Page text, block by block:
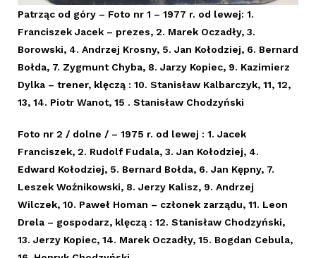
Patrząc od góry – Foto nr 1 – 1977 r. od lewej: 1.
Franciszek Jacek – prezes, 2. Marek Oczadły, 3.
Borowski, 4. Andrzej Krosny, 5. Jan Kołodziej, 6. Bernard
Bołda, 7. Zygmunt Chyba, 8. Jarzy Kopiec, 9. Kazimierz
Dylka – trener, klęczą : 10. Stanisław Kalbarczyk, 11, 12,
13, 14. Piotr Wanot, 15 . Stanisław Chodzyński
Foto nr 2 / dolne / – 1975 r. od lewej : 1. Jacek
Franciszek, 2. Rudolf Fudala, 3. Jan Kołodziej, 4.
Edward Kołodziej, 5. Bernard Bołda, 6. Jan Kępny, 7.
Leszek Woźnikowski, 8. Jerzy Kalisz, 9. Andrzej
Wilczek, 10. Paweł Homan – członek zarządu, 11. Leon
Drela – gospodarz, klęczą : 12. Stanisław Chodzyński,
13. Jerzy Kopiec, 14. Marek Oczadły, 15. Bogdan Cebula,